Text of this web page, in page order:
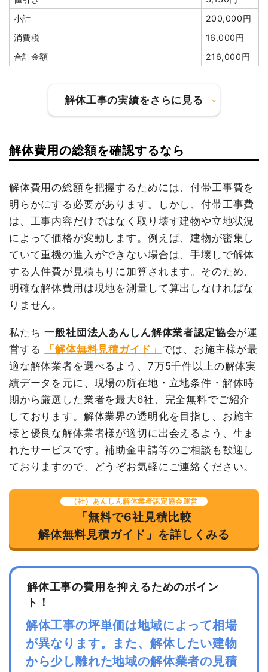
浄化槽・便槽撤去
円
30,000円
井戸解体埋め戻し費用 1式
30,000円
物置撤去
1基 5,000円
5,000円
小計
円
合計金額
2,300,000
円
養生費
84,000円
室外設備・機器撤去
60,000円
土間コンクリート撤去
150,000円
280,000円
消費税
281,481円
円
建物の種類/構造 鉄骨造工場1階建て
坪数 118坪
建物解体費用
総額 475万2,000円
単価
鉄骨造工場118坪1階建
て
118
坪
25,000円 2,950,000円
鉄骨造倉庫38坪1階建て 38坪 7,000円
266,000円
鉄骨造倉庫98坪1階建て
98坪 8,500円
833,000円
プレハブ倉庫8坪1階建
8坪 20,000円 160,000円
0
0円
値引き
84,000円
小計
4,400,000円
消費税
合計金額
4,752,000円
小計
200,000円
消費税
16,000円
合計金額
216,000円
解体工事の実績をさらに見る
建物の種類/構造 内装解体店舗1階建て
建物解体費用 30万円
総額 35万6,400円
品名 数量 単価
金額
内装解体店舗16坪1階建て
16坪 18,750円
300,000円
養生費
諸経費
30,000円
値引き
0円
小計
330,000円
消費税
26,400円
合計金額
356,400円
建物の種類/構造 内装解体住宅2階建て
坪数 21坪
建物解体費用 59万5,000円
総額 65万円
品名 数量 単価
内装解体住宅21坪2階建て
養生費
0
0円
諸経費
0円
値引き
4,500円
解体費用の総額を確認するなら
解体費用の総額を把握するためには、付帯工事費を
明らかにする必要があります。しかし、付帯工事費
は、工事内容だけではなく取り壊す建物や立地状況
によって価格が変動します。例えば、建物が密集し
ていて重機の進入ができない場合は、手壊しで解体
する人件費が見積もりに加算されます。そのため、
明確な解体費用は現地を測量して算出しなければな
りません。
私たち一般社団法人あんしん解体業者認定協会が運
営する
「解体無料見積ガイド」 では、お施主様が最
適な解体業者を選べるよう、7万5千件以上の解体実
績データを元に、現場の所在地・立地条件・解体時
期から厳選した業者を最大6社、完全無料でご紹介
しております。解体業界の透明化を目指し、お施主
様と優良な解体業者様が適切に出会えるよう、生ま
れたサービスです。補助金申請等のご相談も歓迎し
ておりますので、どうぞお気軽にご連絡ください。
（社）あんしん解体業者認定協会運営
「無料で6社見積比較
解体無料見積ガイド」を詳しくみる
解体工事の費用を抑えるためのポイン
ト！
解体工事の坪単価は地域によって相場
が異なります。また、解体したい建物
から少し離れた地域の解体業者の見積